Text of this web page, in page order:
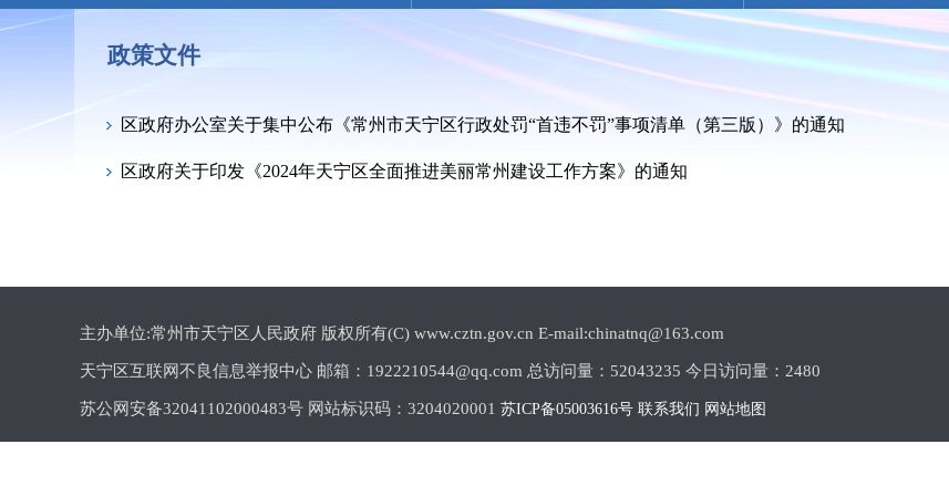
政策文件
区政府办公室关于集中公布《常州市天宁区行政处罚“首违不罚”事项清单（第三版）》的通知
区政府关于印发《2024年天宁区全面推进美丽常州建设工作方案》的通知
主办单位:常州市天宁区人民政府 版权所有(C) www.cztn.gov.cn E-mail:chinatnq@163.com
天宁区互联网不良信息举报中心 邮箱：1922210544@qq.com 总访问量： 52043235 今日访问量： 2480
苏公网安备32041102000483号 网站标识码：3204020001 苏ICP备05003616号 联系我们 网站地图